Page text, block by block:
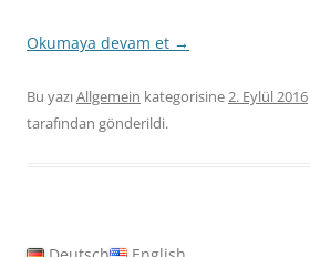
Okumaya devam et →
Bu yazıAllgemein kategorisine2. Eylül 2016
tarafından gönderildi.